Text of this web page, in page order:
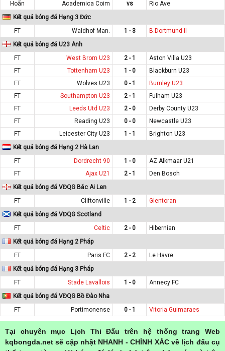
Hoãn
Academica Coim vs
Rio Ave
Kết quả bóng đá Hạng 3 Đức
FT
Waldhof Man. 1 - 3
B.Dortmund II
Kết quả bóng đá U23 Anh
FT
West Brom U23 2 - 1
Aston Villa U23
FT
Tottenham U23 1 - 0
Blackburn U23
FT
Wolves U23 0 - 1
Burnley U23
FT
Southampton U23 2 - 1
Fulham U23
FT
Leeds Utd U23 2 - 0
Derby County U23
FT
Reading U23 0 - 0
Newcastle U23
FT
Leicester City U23 1 - 1
Brighton U23
Kết quả bóng đá Hạng 2 Hà Lan
FT
Dordrecht 90 1 - 0
AZ Alkmaar U21
FT
Ajax U21 2 - 1
Den Bosch
Kết quả bóng đá VĐQG Bắc Ai Len
FT
Cliftonville 1 - 2
Glentoran
Kết quả bóng đá VĐQG Scotland
FT
Celtic 2 - 0
Hibernian
Kết quả bóng đá Hạng 2 Pháp
FT
Paris FC 2 - 2
Le Havre
Kết quả bóng đá Hạng 3 Pháp
FT
Stade Lavallois 1 - 0
Annecy FC
Kết quả bóng đá VĐQG Bồ Đào Nha
FT
Portimonense 0 - 1 Vitoria Guimaraes
Tại chuyên mục Lịch Thi Đấu trên hệ thống trang Web
kqbongda.net sẽ cập nhật NHANH - CHÍNH XÁC về lịch đấu cụ